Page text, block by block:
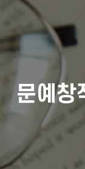
문예창